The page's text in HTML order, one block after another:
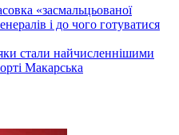
«засмальцьованої
і до чого готуватися
стали найчисленнішими
Макарська